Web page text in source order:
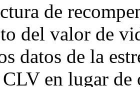
de
del valor de
datos de la
en lugar